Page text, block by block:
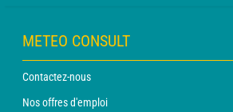
METEO CONSULT
Contactez-nous
Nos offres d'emploi